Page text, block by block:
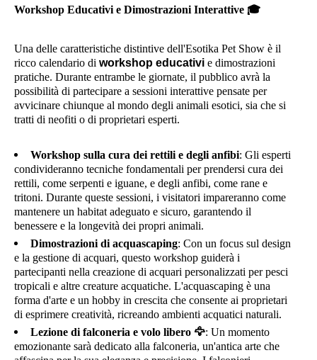
Workshop Educativi e Dimostrazioni Interattive 🎓
Una delle caratteristiche distintive dell'Esotika Pet Show è il
ricco calendario di workshop educativi e dimostrazioni
pratiche. Durante entrambe le giornate, il pubblico avrà la
possibilità di partecipare a sessioni interattive pensate per
avvicinare chiunque al mondo degli animali esotici, sia che si
tratti di neofiti o di proprietari esperti.
Workshop sulla cura dei rettili e degli anfibi: Gli esperti
condivideranno tecniche fondamentali per prendersi cura dei
rettili, come serpenti e iguane, e degli anfibi, come rane e
tritoni. Durante queste sessioni, i visitatori impareranno come
mantenere un habitat adeguato e sicuro, garantendo il
benessere e la longevità dei propri animali.
Dimostrazioni di acquascaping: Con un focus sul design
e la gestione di acquari, questo workshop guiderà i
partecipanti nella creazione di acquari personalizzati per pesci
tropicali e altre creature acquatiche. L'acquascaping è una
forma d'arte e un hobby in crescita che consente ai proprietari
di esprimere creatività, ricreando ambienti acquatici naturali.
Lezione di falconeria e volo libero 🦅: Un momento
emozionante sarà dedicato alla falconeria, un'antica arte che